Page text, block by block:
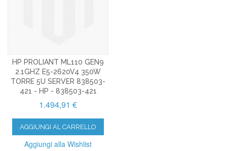
HP PROLIANT ML110 GEN9
2.1GHZ E5-2620V4 350W
TORRE 5U SERVER 838503-
421 - HP - 838503-421
1.494,91 €
AGGIUNGI AL CARRELLO
Aggiungi alla Wishlist